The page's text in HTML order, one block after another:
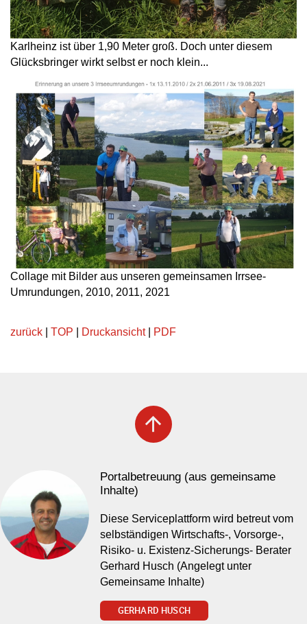
Karlheinz ist über 1,90 Meter groß. Doch unter diesem
Glücksbringer wirkt selbst er noch klein...
Collage mit Bilder aus unseren gemeinsamen Irrsee-
Umrundungen, 2010, 2011, 2021
zurück TOP Druckansicht| PDF
arrow_upward
Portalbetreuung (aus gemeinsame
Inhalte)
Diese Serviceplattform wird betreut vom
selbständigen Wirtschafts-, Vorsorge-,
Risiko- u. Existenz-Sicherungs- Berater
Gerhard Husch (Angelegt unter
Gemeinsame Inhalte)
GERHARD HUSCH